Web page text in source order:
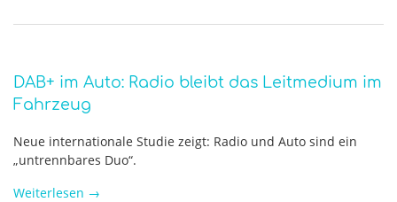
DAB+ im Auto: Radio bleibt das Leitmedium im
Fahrzeug
Neue internationale Studie zeigt: Radio und Auto sind ein
„untrennbares Duo“.
Weiterlesen →